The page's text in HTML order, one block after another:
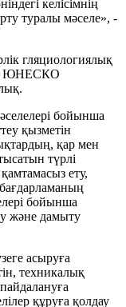
келісімнің
туралы мәселе», -
гляциологиялық
ЮНЕСКО
бойынша
қызметін
қар мен
түрлі
ету,
бойынша
және дамыту
асыруға
техникалық
құруға қолдау